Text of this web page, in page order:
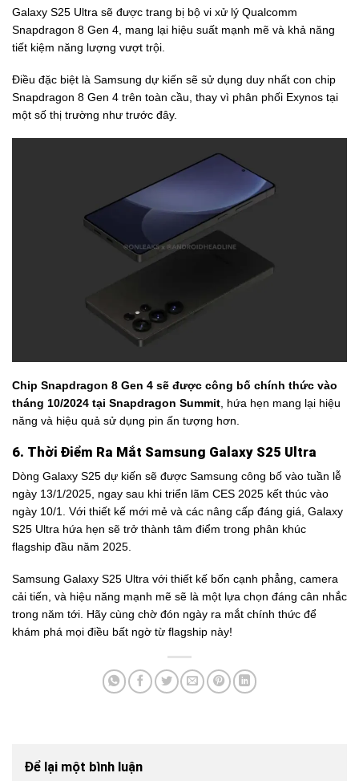
Galaxy S25 Ultra sẽ được trang bị bộ vi xử lý Qualcomm
Snapdragon 8 Gen 4, mang lại hiệu suất mạnh mẽ và khả năng
tiết kiệm năng lượng vượt trội.
Điều đặc biệt là Samsung dự kiến sẽ sử dụng duy nhất con chip
Snapdragon 8 Gen 4 trên toàn cầu, thay vì phân phối Exynos tại
một số thị trường như trước đây.
Chip Snapdragon 8 Gen 4 sẽ được công bố chính thức vào
tháng 10/2024 tại Snapdragon Summit , hứa hẹn mang lại hiệu
năng và hiệu quả sử dụng pin ấn tượng hơn.
6. Thời Điểm Ra Mắt Samsung Galaxy S25 Ultra
Dòng Galaxy S25 dự kiến sẽ được Samsung công bố vào tuần lễ
ngày 13/1/2025, ngay sau khi triển lãm CES 2025 kết thúc vào
ngày 10/1. Với thiết kế mới mẻ và các nâng cấp đáng giá, Galaxy
S25 Ultra hứa hẹn sẽ trở thành tâm điểm trong phân khúc
flagship đầu năm 2025.
Samsung Galaxy S25 Ultra với thiết kế bốn cạnh phẳng, camera
cải tiến, và hiệu năng mạnh mẽ sẽ là một lựa chọn đáng cân nhắc
trong năm tới. Hãy cùng chờ đón ngày ra mắt chính thức để
khám phá mọi điều bất ngờ từ flagship này!
Để lại một bình luận